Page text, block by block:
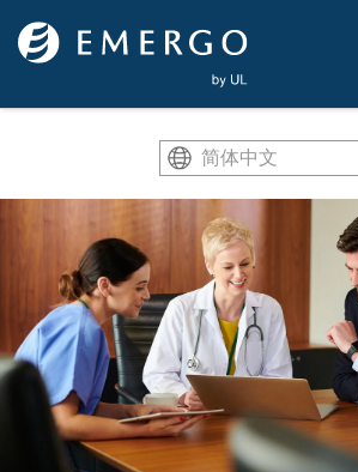
Skip to main content
简体中文